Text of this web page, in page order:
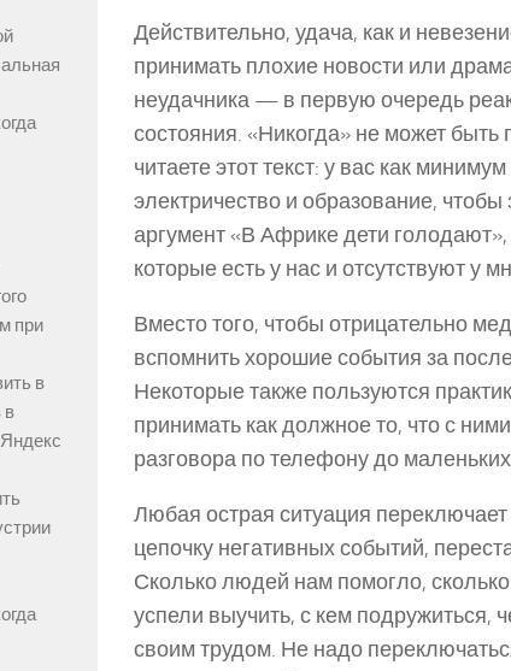
Действительно, удача, как и
принимать плохие новости или
неудачника — в первую очередь
состояния. «Никогда» не может
читаете этот текст: у вас как
электричество и образование, чтобы
аргумент «В Африке дети
которые есть у нас и отсутствуют у
Вместо того, чтобы отрицательно
вспомнить хорошие события за
Некоторые также пользуются
принимать как должное то, что с
разговора по телефону до
Любая острая ситуация
цепочку негативных событий,
Сколько людей нам помогло,
успели выучить, с кем подружиться,
своим трудом. Не надо
при
в
в